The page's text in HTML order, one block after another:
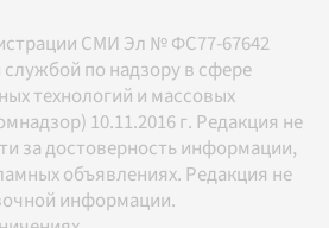
СМИ Эл № ФС77-67642
по надзору в сфере
технологий и массовых
10.11.2016 г. Редакция не
за достоверность информации,
объявлениях. Редакция не
информации.